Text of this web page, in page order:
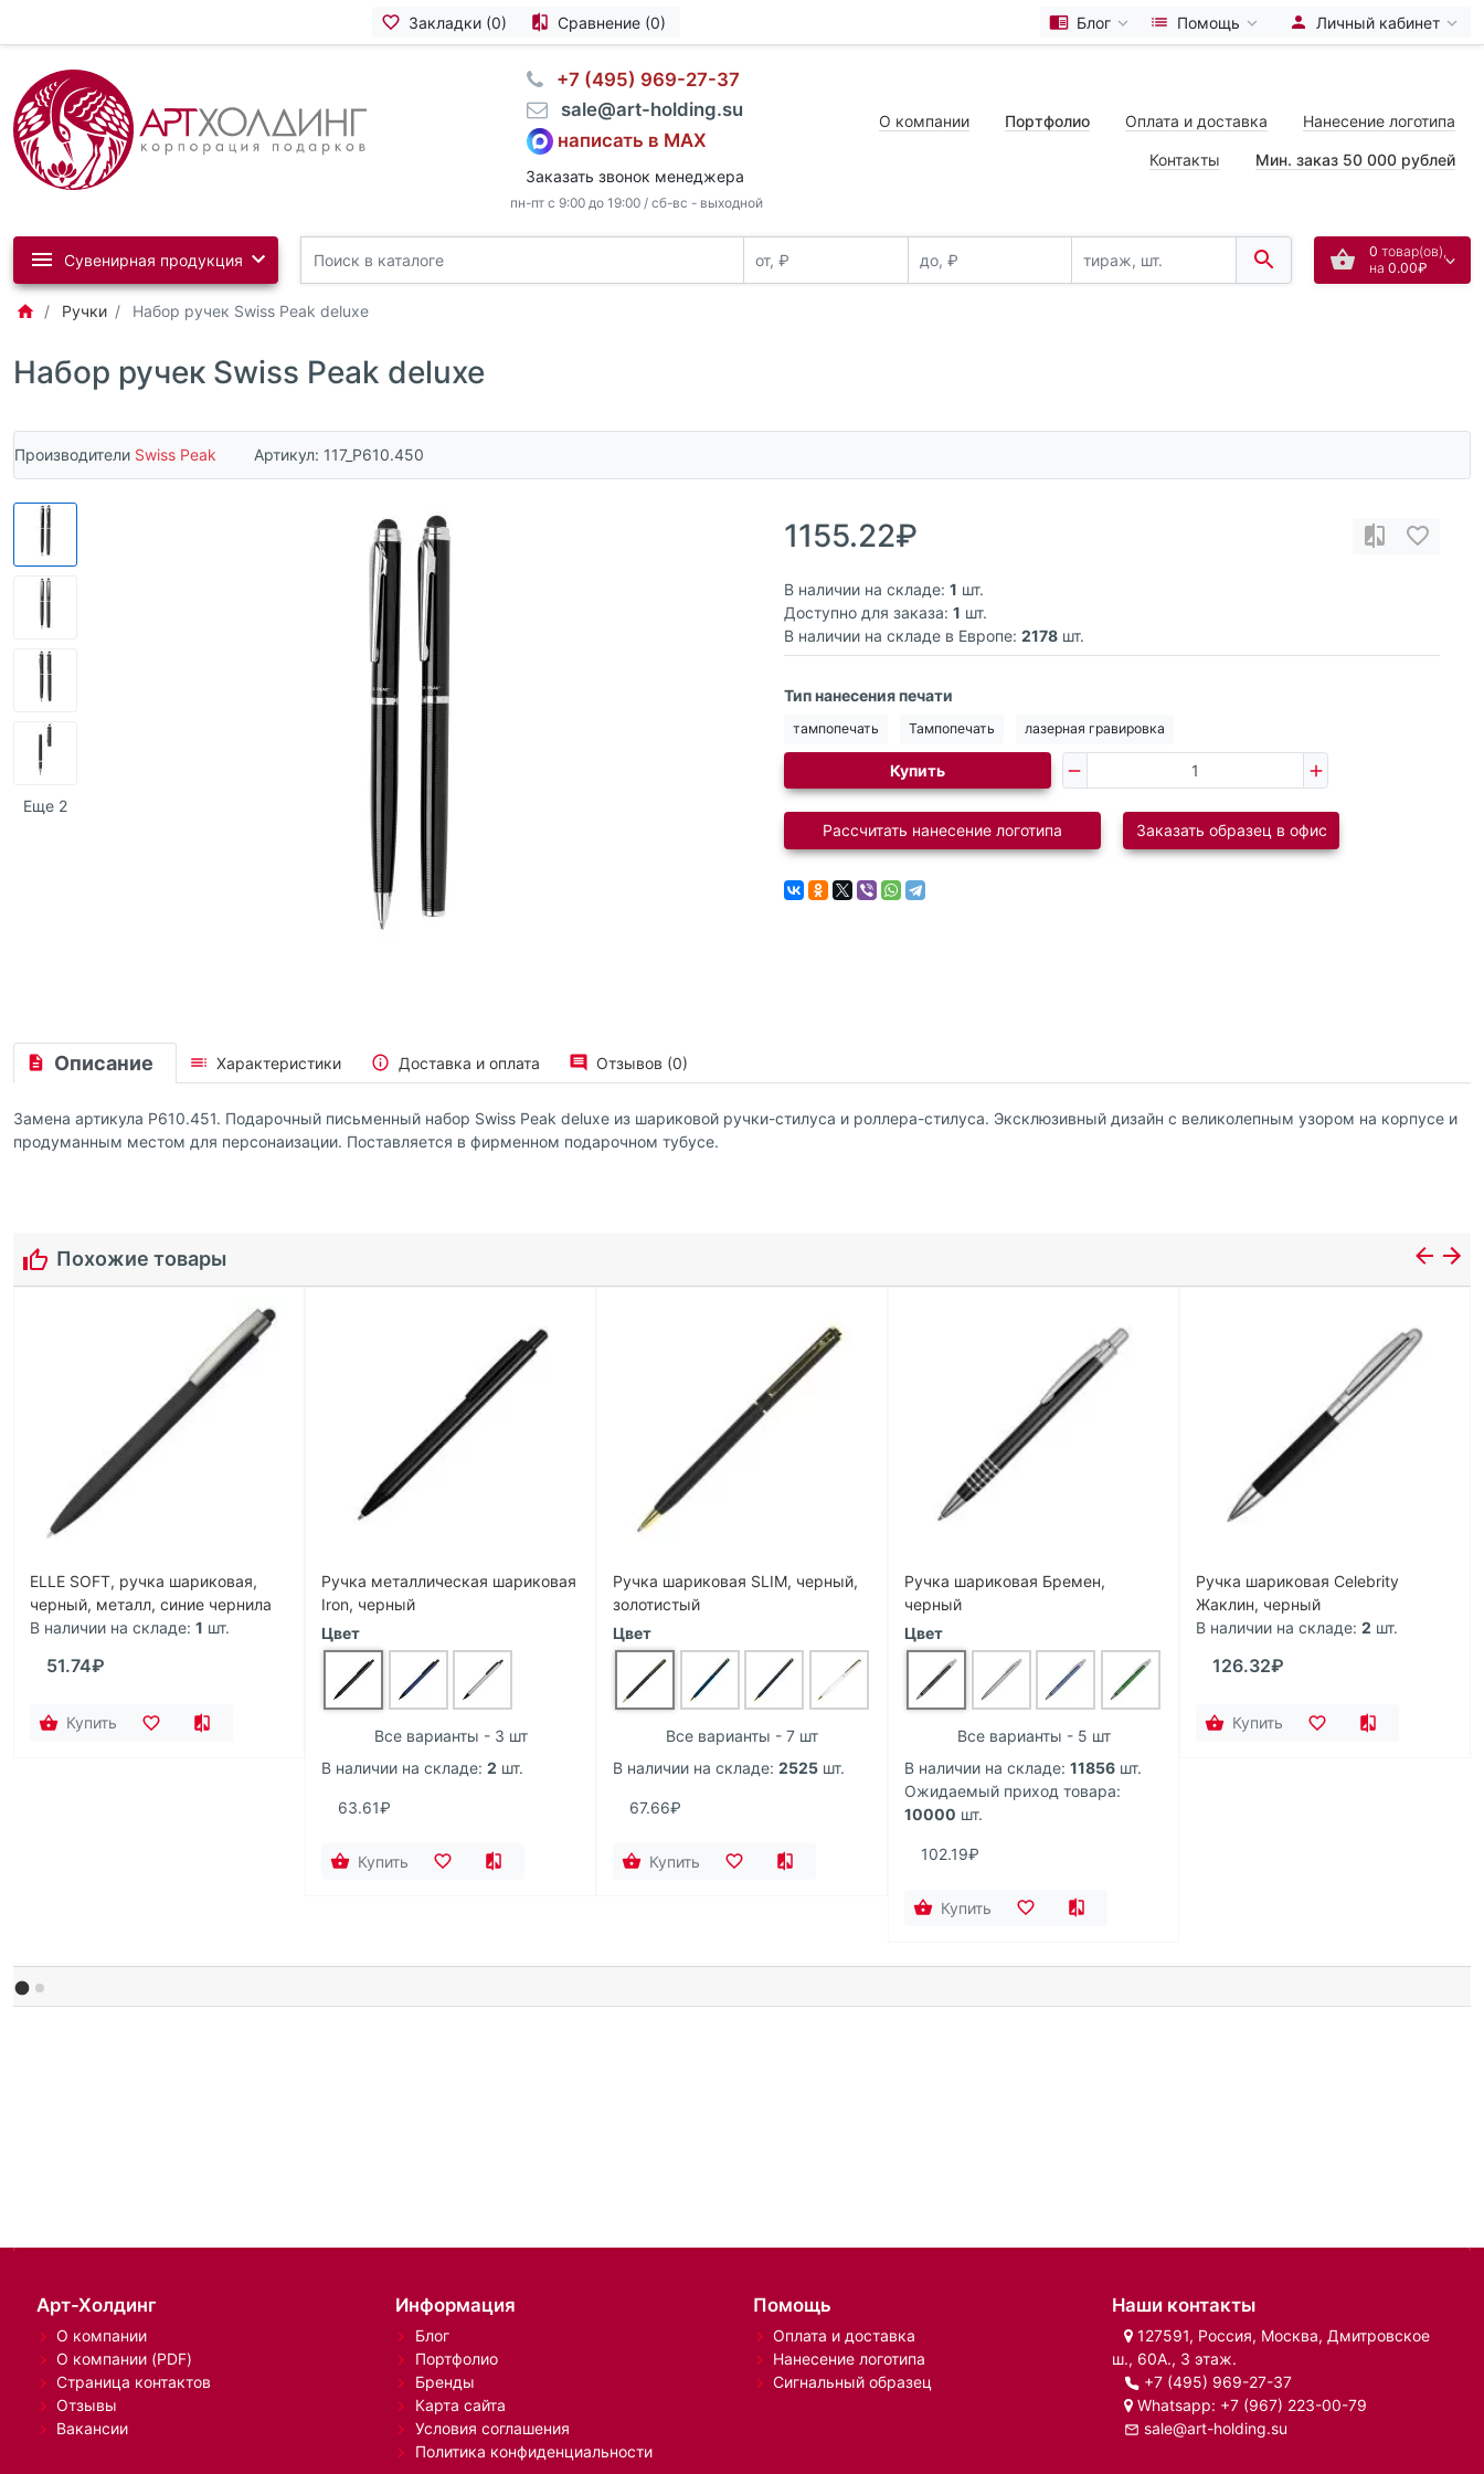
Закладки (0) Сравнение (0) Блог Помощь Личный кабинет
⠀+7 (495) 969-27-37
⠀sale@art-holding.su
написать в MAX
Заказать звонок менеджера
пн-пт с 9:00 до 19:00 / сб-вс - выходной
О компании Портфолио Оплата и доставка Нанесение логотипа
Контакты Мин. заказ 50 000 рублей
0 товар(ов),
на 0.00₽
Сувенирная продукция
Ручки Набор ручек Swiss Peak deluxe
Набор ручек Swiss Peak deluxe
Производители Swiss Peak Артикул: 117_P610.450
Еще 2
1155.22₽
В наличии на складе: 1 шт.
Доступно для заказа: 1 шт.
В наличии на складе в Европе: 2178 шт.
Тип нанесения печати
тампопечать Тампопечать лазерная гравировка
Купить
Рассчитать нанесение логотипа Заказать образец в офис
Описание Характеристики Доставка и оплата Отзывов (0)
Замена артикула P610.451. Подарочный письменный набор Swiss Peak deluxe из шариковой ручки-стилуса и роллера-стилуса. Эксклюзивный дизайн с великолепным узором на корпусе и
продуманным местом для персонаизации. Поставляется в фирменном подарочном тубусе.
Похожие товары
ELLE SOFT, ручка шариковая,
черный, металл, синие чернила
В наличии на складе: 1 шт.
51.74₽
Купить
Ручка металлическая шариковая
Iron, черный
Цвет
Все варианты - 3 шт
В наличии на складе: 2 шт.
63.61₽
Купить
Ручка шариковая SLIM, черный,
золотистый
Цвет
Все варианты - 7 шт
В наличии на складе: 2525 шт.
67.66₽
Купить
Ручка шариковая Бремен,
черный
Цвет
Все варианты - 5 шт
В наличии на складе: 11856 шт.
Ожидаемый приход товара:
10000 шт.
102.19₽
Купить
Ручка шариковая Celebrity
Жаклин, черный
В наличии на складе: 2 шт.
126.32₽
Купить
Арт-Холдинг
О компании
О компании (PDF)
Страница контактов
Отзывы
Вакансии
Информация
Блог
Портфолио
Бренды
Карта сайта
Условия соглашения
Политика конфиденциальности
Помощь
Оплата и доставка
Нанесение логотипа
Сигнальный образец
Наши контакты
127591, Россия, Москва, Дмитровское
ш., 60А., 3 этаж.
+7 (495) 969-27-37
Whatsapp: +7 (967) 223-00-79
sale@art-holding.su